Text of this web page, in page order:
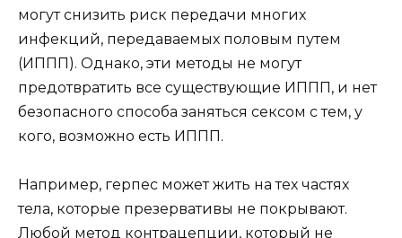
могут снизить риск передачи многих
инфекций, передаваемых половым путем
(ИППП). Однако, эти методы не могут
предотвратить все существующие ИППП, и нет
безопасного способа заняться сексом с тем, у
кого, возможно есть ИППП.
Например, герпес может жить на тех частях
тела, которые презервативы не покрывают.
Любой метод контрацепции, который не